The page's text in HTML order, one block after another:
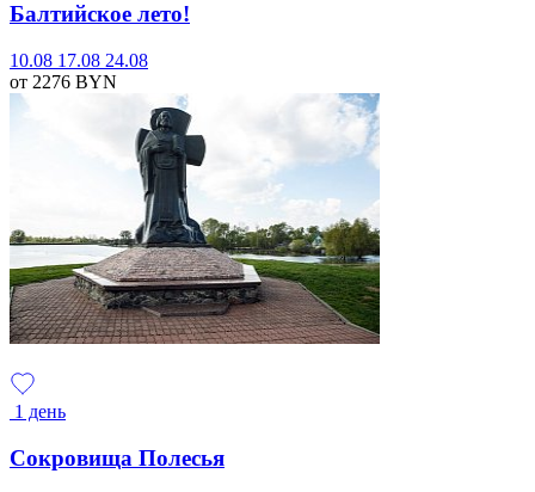
Балтийское лето!
10.08 17.08 24.08
от 2276 BYN
1 день
Сокровища Полесья